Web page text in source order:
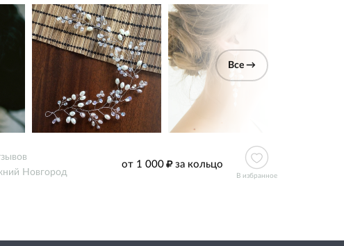
Все →
Новгород
от 1 000 за кольцо
В избранное